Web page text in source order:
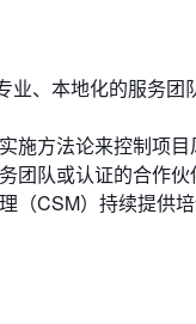
、本地化的服务团
施方法论来控制项目
团队或认证的合作伙
（CSM）持续提供